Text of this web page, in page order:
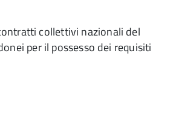
collettivi nazionali del
per il possesso dei requisiti